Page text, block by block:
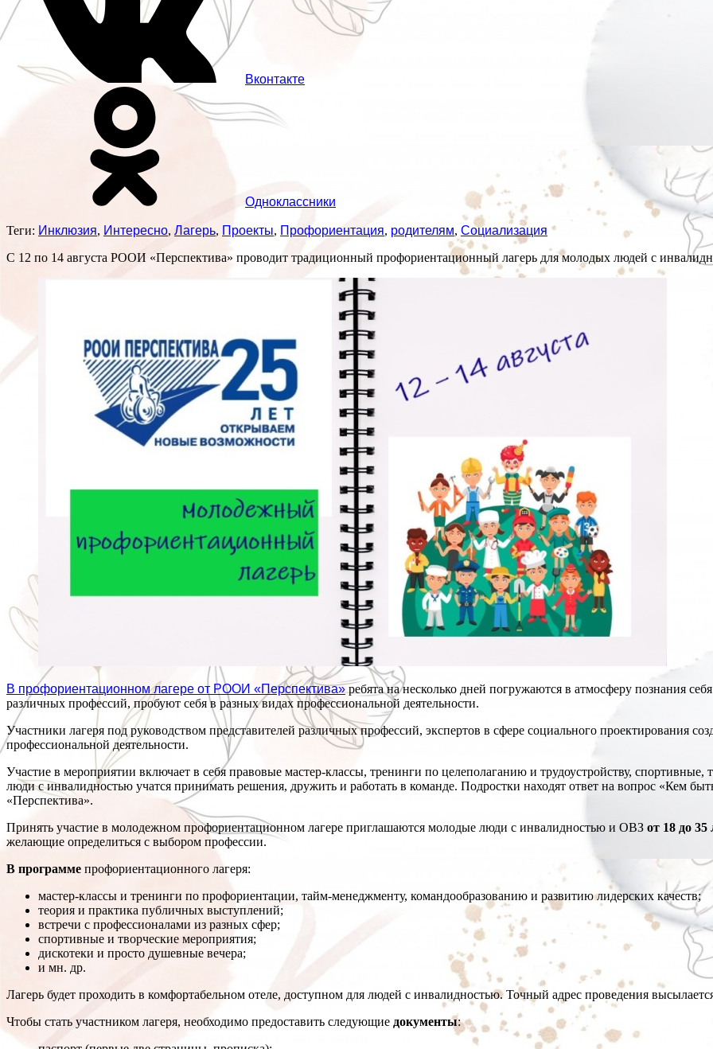
Вконтакте
Одноклассники
Теги: Инклюзия, Интересно, Лагерь, Проекты, Профориентация, родителям, Социализация
С 12 по 14 августа РООИ «Перспектива» проводит традиционный профориентационный лагерь для молодых людей с
В профориентационном лагере от РООИ «Перспектива»ребята на несколько дней погружаются в атмосферу познания
различных профессий, пробуют себя в разных видах профессиональной деятельности.
Участники лагеря под руководством представителей различных профессий, экспертов в сфере социального проектирования
профессиональной деятельности.
Участие в мероприятии включает в себя правовые мастер-классы, тренинги по целеполаганию и трудоустройству,
люди с инвалидностью учатся принимать решения, дружить и работать в команде. Подростки находят ответ на вопрос «Кем
«Перспектива».
Принять участие в молодежном профориентационном лагере приглашаются молодые люди с инвалидностью и ОВЗ от 18 до 35
желающие определиться с выбором профессии.
В программе профориентационного лагеря:
мастер-классы и тренинги по профориентации, тайм-менеджменту, командообразованию и развитию лидерских качеств;
теория и практика публичных выступлений;
встречи с профессионалами из разных сфер;
спортивные и творческие мероприятия;
дискотеки и просто душевные вечера;
и мн. др.
Лагерь будет проходить в комфортабельном отеле, доступном для людей с инвалидностью. Точный адрес проведения
Чтобы стать участником лагеря, необходимо предоставить следующие документы: